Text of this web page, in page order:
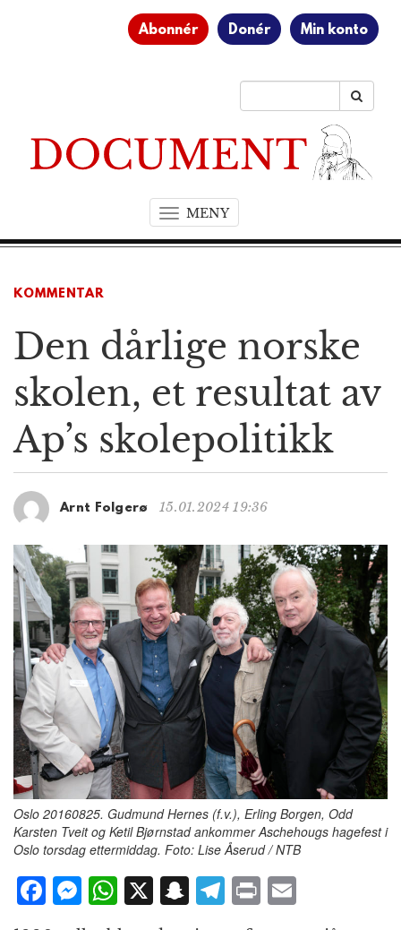
Abonnér Donér Min konto
MENYT
o
i
a
t
i
n
KOMMENTAR
Den dårlige norske
skolen, et resultat av
Ap’s skolepolitikk
Arnt Folgerø 15.01.2024 19:36
Oslo 20160825. Gudmund Hernes (f.v.), Erling Borgen, Odd
Karsten Tveit og Ketil Bjørnstad ankommer Aschehougs hagefest i
Oslo torsdag ettermiddag. Foto: Lise Åserud / NTB
F
M
e
W
h
X S
n
T
el
P
m